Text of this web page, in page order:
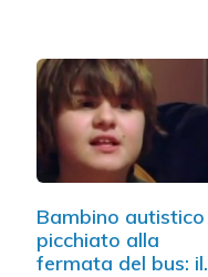
Bambino autistico
picchiato alla
fermata del bus: il